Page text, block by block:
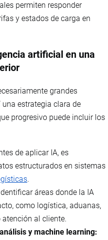
permiten responder
y estados de carga en
artificial en una
grandes
estrategia clara de
progresivo puede incluir los
de aplicar IA, es
estructurados en sistemas
.
áreas donde la IA
como logística, aduanas,
al cliente.
y machine learning: